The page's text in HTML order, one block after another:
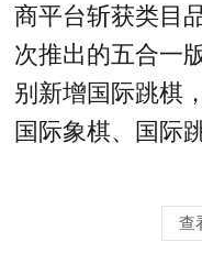
商平台斩获类目
次推出的五合一
别新增国际跳棋
国际象棋、国际
查